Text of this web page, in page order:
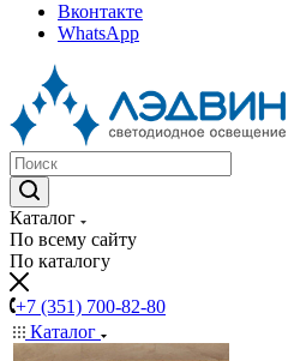
Вконтакте
WhatsApp
Каталог
По всему сайту
По каталогу
+7 (351) 700-82-80
Каталог